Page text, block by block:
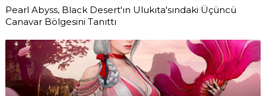
Pearl Abyss, Black Desert'ın Ulukıta'sındaki Üçüncü
Canavar Bölgesini Tanıttı